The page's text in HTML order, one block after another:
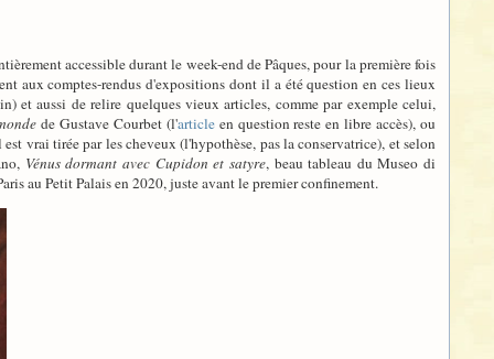
accessible durant le week-end de Pâques, pour la première fois
aux comptes-rendus d'expositions dont il a été question en ces lieux
et aussi de relire quelques vieux articles, comme par exemple celui,
de Gustave Courbet (l'articleen question reste en libre accès), ou
vrai tirée par les cheveux (l'hypothèse, pas la conservatrice), et selon
Vénus dormant avec Cupidon et satyre, beau tableau du Museo di
au Petit Palais en 2020, juste avant le premier confinement.